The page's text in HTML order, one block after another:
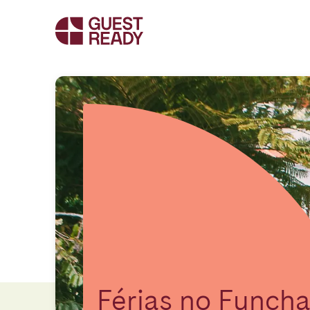
Férias no